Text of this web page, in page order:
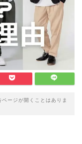
ージが開くことはありま